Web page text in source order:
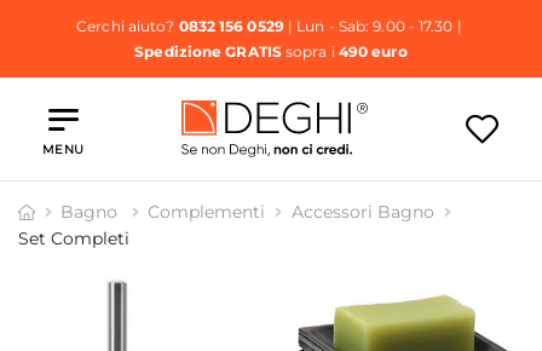
Cerchi aiuto? 0832 156 0529| Lun - Sab: 9.00 - 17.30 |
Spedizione GRATISsopra i 490 euro
MENU
Bagno Complementi
Accessori Bagno
Set Completi